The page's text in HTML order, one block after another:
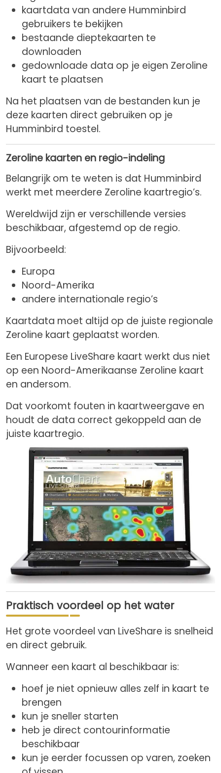
kaartdata van andere Humminbird
gebruikers te bekijken
bestaande dieptekaarten te
downloaden
gedownloade data op je eigen Zeroline
kaart te plaatsen
Na het plaatsen van de bestanden kun je
deze kaarten direct gebruiken op je
Humminbird toestel.
Zeroline kaarten en regio-indeling
Belangrijk om te weten is dat Humminbird
werkt met meerdere Zeroline kaartregio’s.
Wereldwijd zijn er verschillende versies
beschikbaar, afgestemd op de regio.
Bijvoorbeeld:
Europa
Noord-Amerika
andere internationale regio’s
Kaartdata moet altijd op de juiste regionale
Zeroline kaart geplaatst worden.
Een Europese LiveShare kaart werkt dus niet
op een Noord-Amerikaanse Zeroline kaart
en andersom.
Dat voorkomt fouten in kaartweergave en
houdt de data correct gekoppeld aan de
juiste kaartregio.
Praktisch voordeel op het water
Het grote voordeel van LiveShare is snelheid
en direct gebruik.
Wanneer een kaart al beschikbaar is:
hoef je niet opnieuw alles zelf in kaart te
brengen
kun je sneller starten
heb je direct contourinformatie
beschikbaar
kun je eerder focussen op varen, zoeken